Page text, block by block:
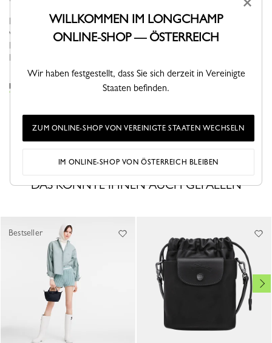
Durch ihre selbstverständliche Eleganz ist die Le PLIAGE XTRA
vielseitig, macht Spaß und findet ganz natürlich ihren Platz in
Ihrem Kleiderschrank. Ihre schlichte, moderne Linie bringt
Dynam...
DIE ETUIS & HÜLLEN KOLLEKTION ANSEHEN
DAS KÖNNTE IHNEN AUCH GEFALLEN
Bestseller
WILLKOMMEN IM LONGCHAMP
ONLINE-SHOP — ÖSTERREICH
Wir haben festgestellt, dass Sie sich derzeit in Vereinigte
Staaten befinden.
ZUM ONLINE-SHOP VON VEREINIGTE STAATEN WECHSELN
IM ONLINE-SHOP VON ÖSTERREICH BLEIBEN